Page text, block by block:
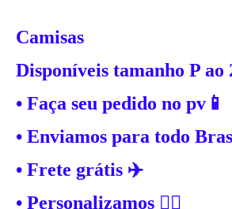
Camisas
Disponíveis tamanho P ao
• Faça seu pedido no pv📱
• Enviamos para todo
• Frete grátis ✈️
• Personalizamos ✍🏼